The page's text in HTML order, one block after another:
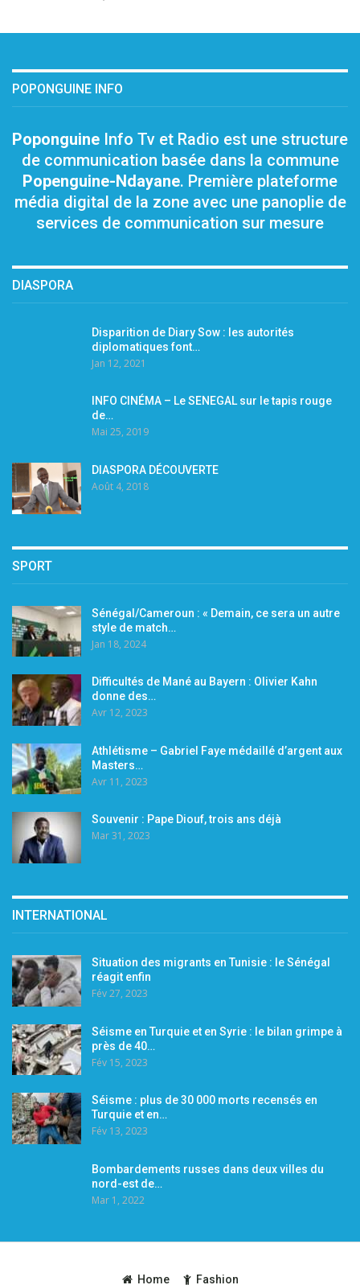
POPONGUINE INFO
Poponguine Info Tv et Radio est une structure
de communication basée dans la commune
Popenguine-Ndayane. Première plateforme
média digital de la zone avec une panoplie de
services de communication sur mesure
DIASPORA
Disparition de Diary Sow : les autorités
diplomatiques font…
Jan 12, 2021
INFO CINÉMA – Le SENEGAL sur le tapis rouge
de…
Mai 25, 2019
DIASPORA DÉCOUVERTE
Août 4, 2018
SPORT
Sénégal/Cameroun : « Demain, ce sera un autre
style de match…
Jan 18, 2024
Difficultés de Mané au Bayern : Olivier Kahn
donne des…
Avr 12, 2023
Athlétisme – Gabriel Faye médaillé d’argent aux
Masters…
Avr 11, 2023
Souvenir : Pape Diouf, trois ans déjà
Mar 31, 2023
INTERNATIONAL
Situation des migrants en Tunisie : le Sénégal
réagit enfin
Fév 27, 2023
Séisme en Turquie et en Syrie : le bilan grimpe à
près de 40…
Fév 15, 2023
Séisme : plus de 30 000 morts recensés en
Turquie et en…
Fév 13, 2023
Bombardements russes dans deux villes du
nord-est de…
Mar 1, 2022
Home Fashion